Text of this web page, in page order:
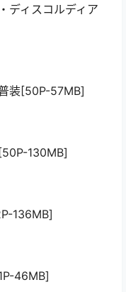
ディスコルディア
装[50P-57MB]
130MB]
136MB]
46MB]